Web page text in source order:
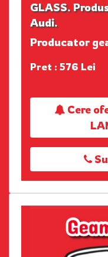
GLASS.
Audi.
Producator
Pret : 576 Lei
Cere